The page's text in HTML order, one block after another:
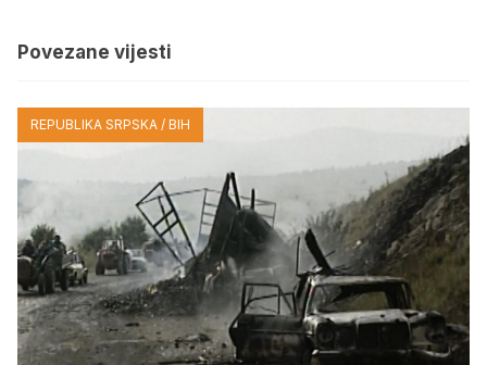
Povezane vijesti
REPUBLIKA SRPSKA / BIH